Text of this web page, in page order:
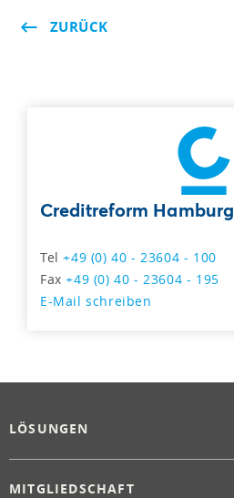
ZURÜCK
Creditreform Hamburg
Tel+49 (0) 40 - 23604 - 100
Fax+49 (0) 40 - 23604 - 195
E-Mail schreiben
LÖSUNGEN
MITGLIEDSCHAFT